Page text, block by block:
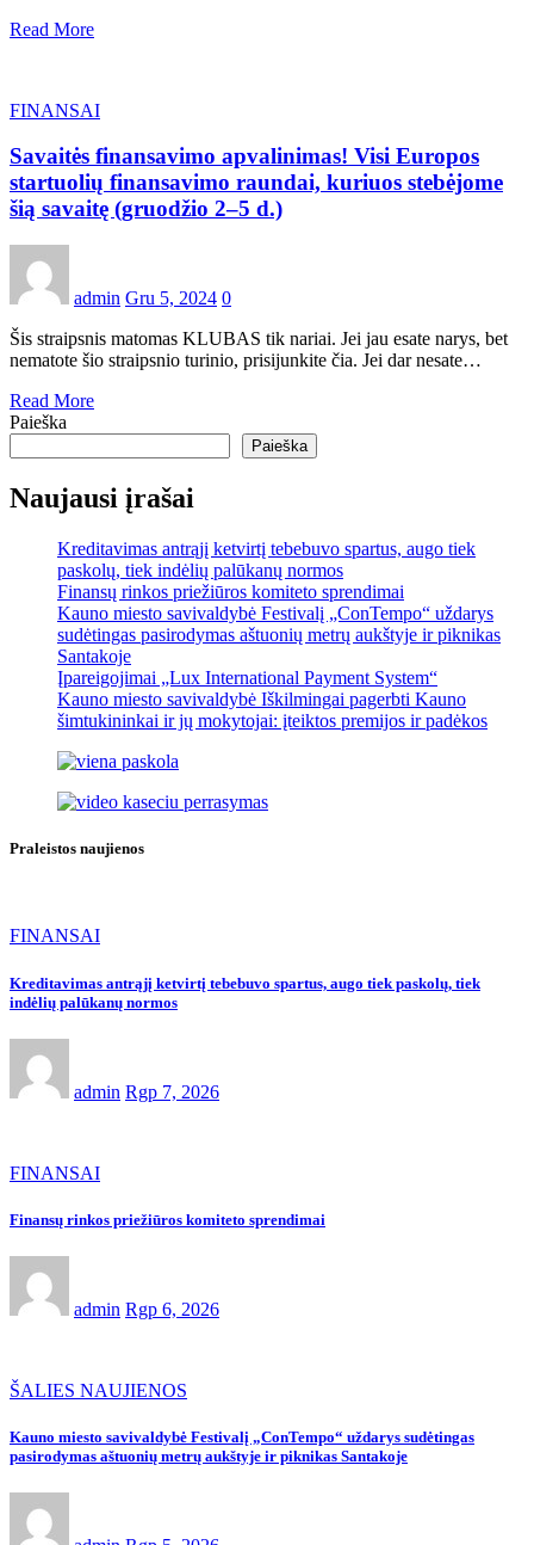
Read More
FINANSAI
Savaitės finansavimo apvalinimas! Visi Europos
startuolių finansavimo raundai, kuriuos stebėjome
šią savaitę (gruodžio 2–5 d.)
admin Gru 5, 2024 0
Šis straipsnis matomas KLUBAS tik nariai. Jei jau esate narys, bet
nematote šio straipsnio turinio, prisijunkite čia. Jei dar nesate…
Read More
Paieška
Paieška
Naujausi įrašai
Kreditavimas antrąjį ketvirtį tebebuvo spartus, augo tiek
paskolų, tiek indėlių palūkanų normos
Finansų rinkos priežiūros komiteto sprendimai
Kauno miesto savivaldybė Festivalį „ConTempo“ uždarys
sudėtingas pasirodymas aštuonių metrų aukštyje ir piknikas
Santakoje
Įpareigojimai „Lux International Payment System“
Kauno miesto savivaldybė Iškilmingai pagerbti Kauno
šimtukininkai ir jų mokytojai: įteiktos premijos ir padėkos
Praleistos naujienos
FINANSAI
Kreditavimas antrąjį ketvirtį tebebuvo spartus, augo tiek paskolų, tiek
indėlių palūkanų normos
admin Rgp 7, 2026
FINANSAI
Finansų rinkos priežiūros komiteto sprendimai
admin Rgp 6, 2026
ŠALIES NAUJIENOS
Kauno miesto savivaldybė Festivalį „ConTempo“ uždarys sudėtingas
pasirodymas aštuonių metrų aukštyje ir piknikas Santakoje